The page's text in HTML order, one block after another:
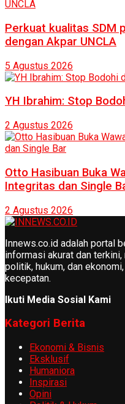
Perkuat kualitas SDM
dengan Akpar UNCLA
5 Agustus 2026
YH Ibrahim: Stop
2 Agustus 2026
Otto Hasibuan Buka
Integritas dan Single
2 Agustus 2026
Innews.co.id adalah portal
informasi akurat dan
politik, hukum, dan
kecepatan.
Ikuti Media Sosial Kami
Kategori Berita
Ekonomi & Bisnis
Eksklusif
Humaniora
Inspirasi
Opini